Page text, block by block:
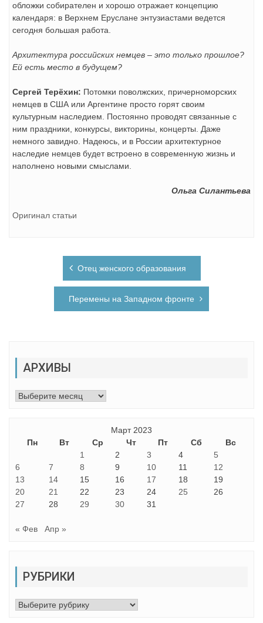
обложки собирателен и хорошо отражает концепцию
календаря: в Верхнем Еруслане энтузиастами ведется
сегодня большая работа.
Архитектура российских немцев – это только прошлое?
Ей есть место в будущем?
Сергей Терёхин: Потомки поволжских, причерноморских
немцев в США или Аргентине просто горят своим
культурным наследием. Постоянно проводят связанные с
ним праздники, конкурсы, викторины, концерты. Даже
немного завидно. Надеюсь, и в России архитектурное
наследие немцев будет встроено в современную жизнь и
наполнено новыми смыслами.
Ольга Силантьева
Оригинал статьи
Навигация
Отец женского образования
Перемены на Западном фронте
АРХИВЫ
Архивы
Март 2023
Пн
Вт Ср Чт Пт Сб
Вс
1
2 3 4
5
6
7 8 9 10 11
12
13
14 15 16 17 18
19
20
21 22 23 24 25
26
27
28 29 30 31
« Фев Апр »
РУБРИКИ
Рубрики